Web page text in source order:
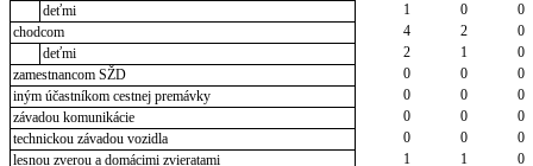
deťmi
1 0
0
chodcom
4 2
0
deťmi
2 1
0
zamestnancom SŽD
0 0
0
iným účastníkom cestnej premávky
0 0
0
závadou komunikácie
0 0
0
technickou závadou vozidla
0 0
0
lesnou zverou a domácimi zvieratami
1 1
0